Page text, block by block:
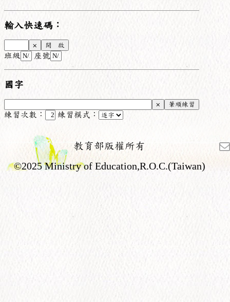
輸入快速碼：
班級 座號
國字
練習次數： 練習模式：
教育部版權所有
©2025 Ministry of Education,R.O.C.(Taiwan)